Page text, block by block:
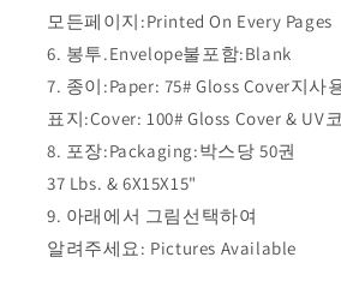
프
링
형
카
렌
다...
SKU:
MWC8CC13.5
프
형
카
렌
다...
SKU:
MWC8CC13.5
모든페이지:Printed On Every Pages
봉투.Envelope불포함:Blank
종이:Paper: 75# Gloss Cover지사
표지:Cover: 100# Gloss Cover & UV
포장:Packaging:박스당 50권
37 Lbs. & 6X15X15"
아래에서 그림선택하여
알려주세요: Pictures Available